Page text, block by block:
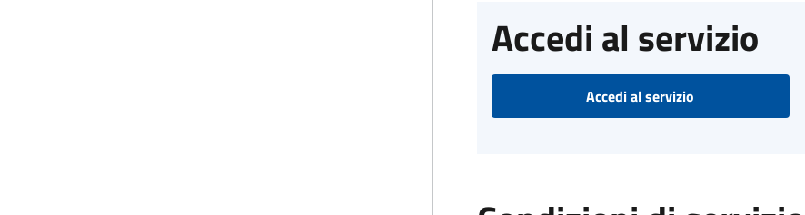
Accedi al servizio
Accedi al servizio